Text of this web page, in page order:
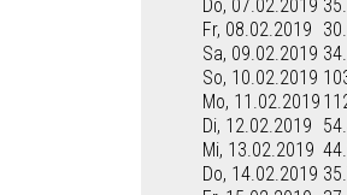
Do, 07.02.2019
Fr, 08.02.2019
Sa, 09.02.2019
So, 10.02.2019
Mo, 11.02.2019
Di, 12.02.2019
Mi, 13.02.2019
Do, 14.02.2019